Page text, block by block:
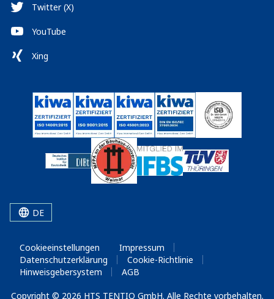
Twitter (X)
YouTube
Xing
DE
Cookieeinstellungen
Impressum
Datenschutzerklärung
Cookie-Richtlinie
Hinweisgebersystem
AGB
Copyright © 2026 HTS TENTIQ GmbH. Alle Rechte vorbehalten.